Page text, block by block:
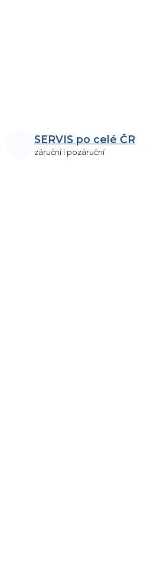
SERVIS po celé ČR
záruční i pozáruční